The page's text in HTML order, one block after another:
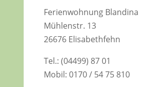
Ferienwohnung Blandina
Mühlenstr. 13
26676 Elisabethfehn
Tel.: (04499) 87 01
Mobil: 0170 / 54 75 810